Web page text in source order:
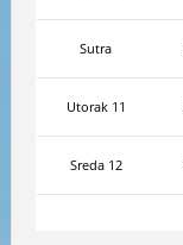
Sutra
Utorak 11
Sreda 12